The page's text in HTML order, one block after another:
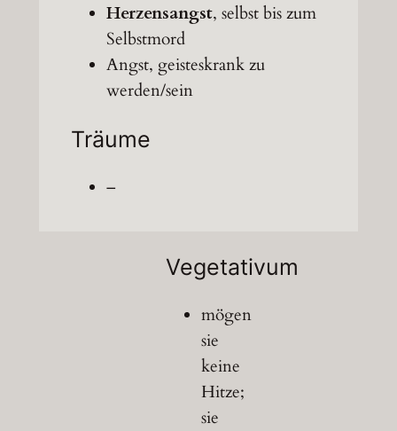
Herzensangst, selbst bis zum
Selbstmord
Angst, geisteskrank zu
werden/sein
Träume
–
Vegetativum
mögen
sie
keine
Hitze;
sie